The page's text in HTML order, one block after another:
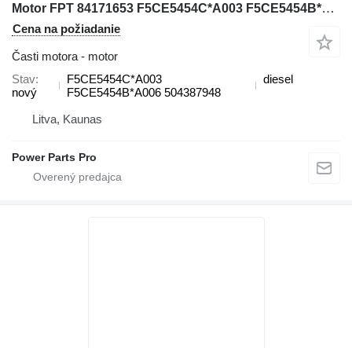
Motor FPT 84171653 F5CE5454C*A003 F5CE5454B*A006 na minirýpadla New Holland
Cena na požiadanie
Časti motora - motor
Stav
nový
F5CE5454C*A003
F5CE5454B*A006 504387948
diesel
Litva, Kaunas
Power Parts Pro